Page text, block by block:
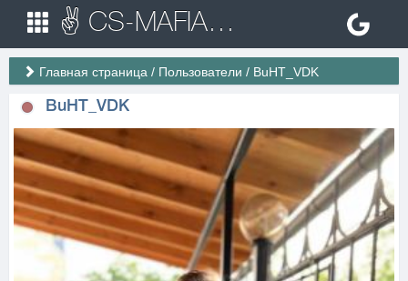
✌ CS-MAFIA.RU ✌ Игровые сервера Counter Strike 1.6
Главная страница / Пользователи / BuHT_VDK
BuHT_VDK